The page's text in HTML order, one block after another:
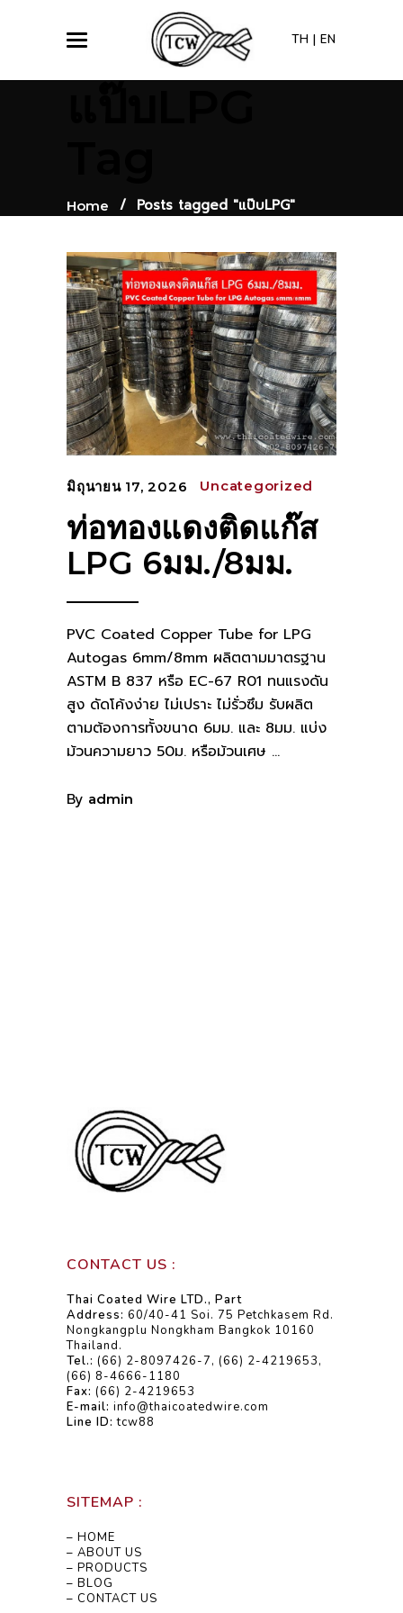
TH | EN
Home / Posts tagged "แป๊บLPG"
มิถุนายน 17, 2026 Uncategorized
ท่อทองแดงติดแก๊ส
LPG 6มม./8มม.
PVC Coated Copper Tube for LPG
Autogas 6mm/8mm ผลิตตามมาตรฐาน
ASTM B 837 หรือ EC-67 R01 ทนแรงดัน
สูง ดัดโค้งง่าย ไม่เปราะ ไม่รั่วซึม รับผลิต
ตามต้องการทั้งขนาด 6มม. และ 8มม. แบ่ง
ม้วนความยาว 50ม. หรือม้วนเศษ
By admin
CONTACT US :
Thai Coated Wire LTD., Part
Address: 60/40-41 Soi. 75 Petchkasem Rd.
Nongkangplu Nongkham Bangkok 10160
Thailand.
Tel.: (66) 2-8097426-7, (66) 2-4219653,
(66) 8-4666-1180
Fax: (66) 2-4219653
E-mail: info@thaicoatedwire.com
Line ID: tcw88
SITEMAP :
– HOME
– ABOUT US
– PRODUCTS
– BLOG
– CONTACT US